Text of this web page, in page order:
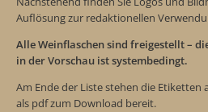
Auflösung zur redaktionellen
Alle Weinflaschen sind freigestellt –
in der Vorschau ist systembedingt.
Am Ende der Liste stehen die Etiketten
als pdf zum Download bereit.